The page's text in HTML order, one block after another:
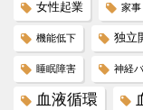
女性起業 家事
機能低下 独立
睡眠障害 神経
血液循環